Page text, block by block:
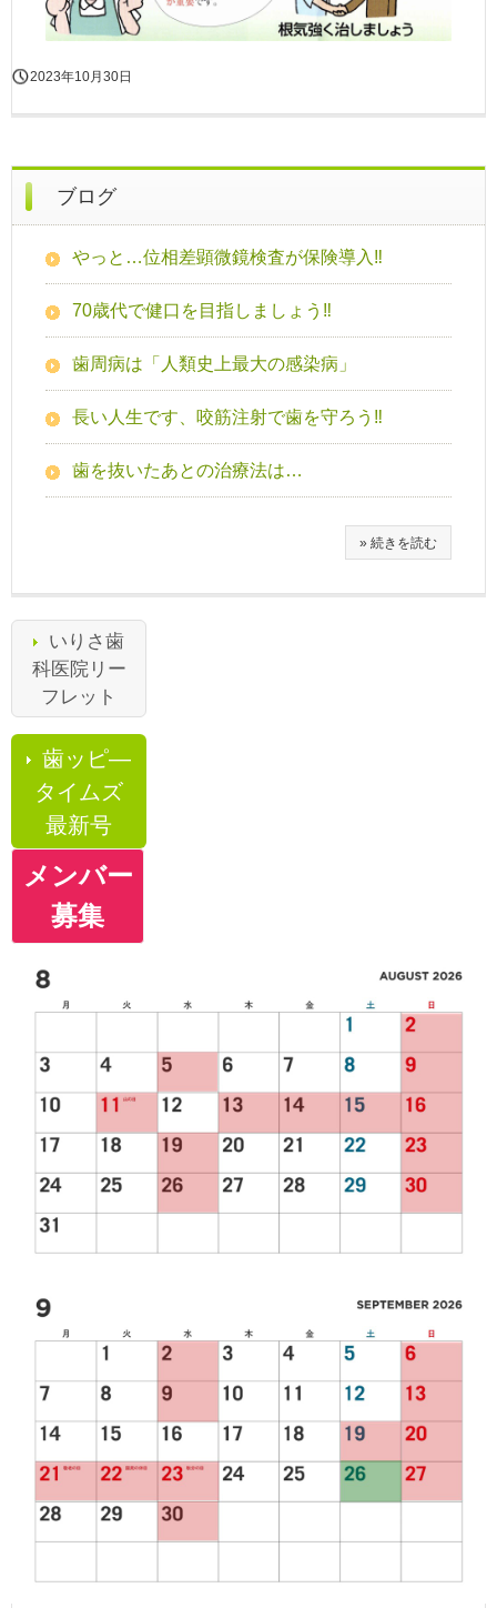
2023年10月30日
ブログ
やっと…位相差顕微鏡検査が保険導入‼
70歳代で健口を目指しましょう‼
歯周病は「人類史上最大の感染病」
長い人生です、咬筋注射で歯を守ろう‼
歯を抜いたあとの治療法は…
» 続きを読む
いりさ歯
科医院リー
フレット
歯ッピ―
タイムズ
最新号
メンバー
募集